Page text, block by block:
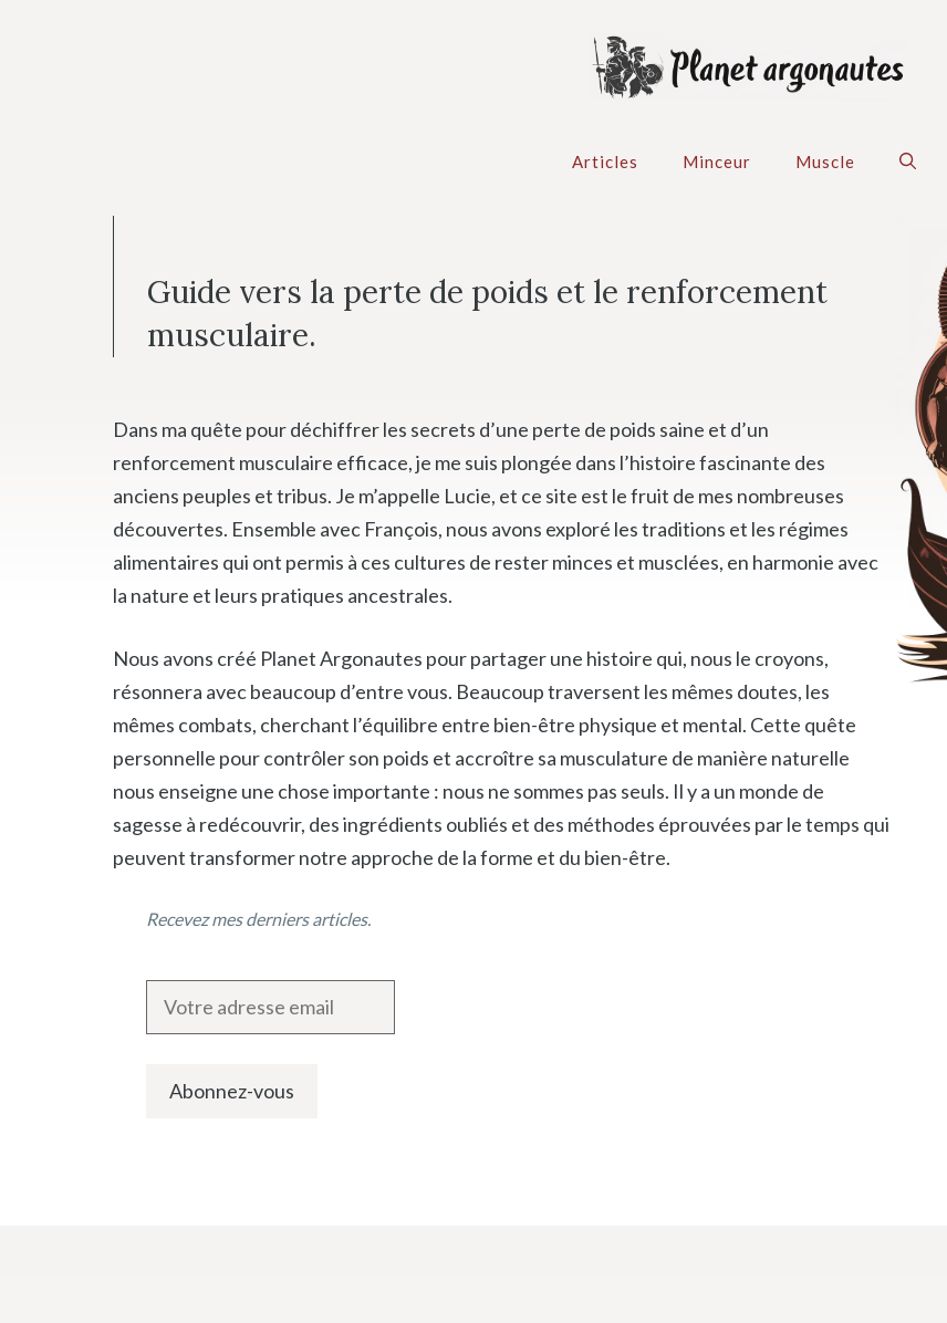
Articles Minceur Muscle
Guide vers la perte de poids et le renforcement
musculaire.
Dans ma quête pour déchiffrer les secrets d’une perte de poids saine et d’un
renforcement musculaire efficace, je me suis plongée dans l’histoire fascinante des
anciens peuples et tribus. Je m’appelle Lucie, et ce site est le fruit de mes nombreuses
découvertes. Ensemble avec François, nous avons exploré les traditions et les régimes
alimentaires qui ont permis à ces cultures de rester minces et musclées, en harmonie avec
la nature et leurs pratiques ancestrales.
Nous avons créé Planet Argonautes pour partager une histoire qui, nous le croyons,
résonnera avec beaucoup d’entre vous. Beaucoup traversent les mêmes doutes, les
mêmes combats, cherchant l’équilibre entre bien-être physique et mental. Cette quête
personnelle pour contrôler son poids et accroître sa musculature de manière naturelle
nous enseigne une chose importante : nous ne sommes pas seuls. Il y a un monde de
sagesse à redécouvrir, des ingrédients oubliés et des méthodes éprouvées par le temps qui
peuvent transformer notre approche de la forme et du bien-être.
Recevez mes derniers articles.